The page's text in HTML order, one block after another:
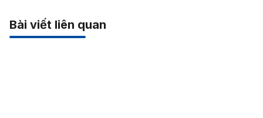
Bài viết liên quan